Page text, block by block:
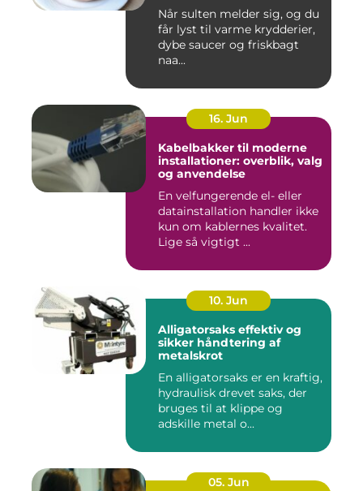
Når sulten melder sig, og du
får lyst til varme krydderier,
dybe saucer og friskbagt
naa...
16. Jun
Kabelbakker til moderne
installationer: overblik, valg
og anvendelse
En velfungerende el- eller
datainstallation handler ikke
kun om kablernes kvalitet.
Lige så vigtigt ...
10. Jun
Alligatorsaks effektiv og
sikker håndtering af
metalskrot
En alligatorsaks er en kraftig,
hydraulisk drevet saks, der
bruges til at klippe og
adskille metal o...
05. Jun